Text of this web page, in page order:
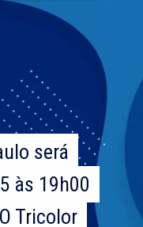
será
às 19h00
Tricolor
será
às 19h00
Tricolor